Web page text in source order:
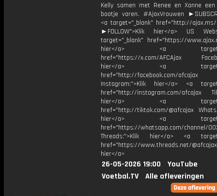
Kelly samen met Renee en Xanne een
bootje varen. #AjaxVrouwen
<a target="_blank" href="http://
►FOLLOW">Klik hier</a> US
target="_blank" href="https://
hier</a> <a
href="https://x.com/AFCAjax
hier</a> <a
href="http://facebook.com/afcajax
Instagram:">Klik hier</a> <a
href="http://instagram.com/afcajax
hier</a> <a
href="http://tiktok.com/@afcajax
hier</a> <a
href="https://whatsapp.com/channel/
Threads:">Klik hier</a> <a
href="https://www.threads.net/
hier</a>
26-05-2026 19:00
YouTube
Voetbal.TV
Alle afleveringen